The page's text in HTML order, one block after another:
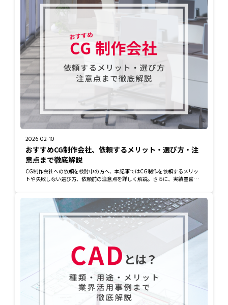
2026-02-10
おすすめCG制作会社、依頼するメリット・選び方・注
意点まで徹底解説
CG制作会社への依頼を検討中の方へ、本記事ではCG制作を依頼するメリッ
トや失敗しない選び方、依頼前の注意点を詳しく解説。さらに、実績豊富な